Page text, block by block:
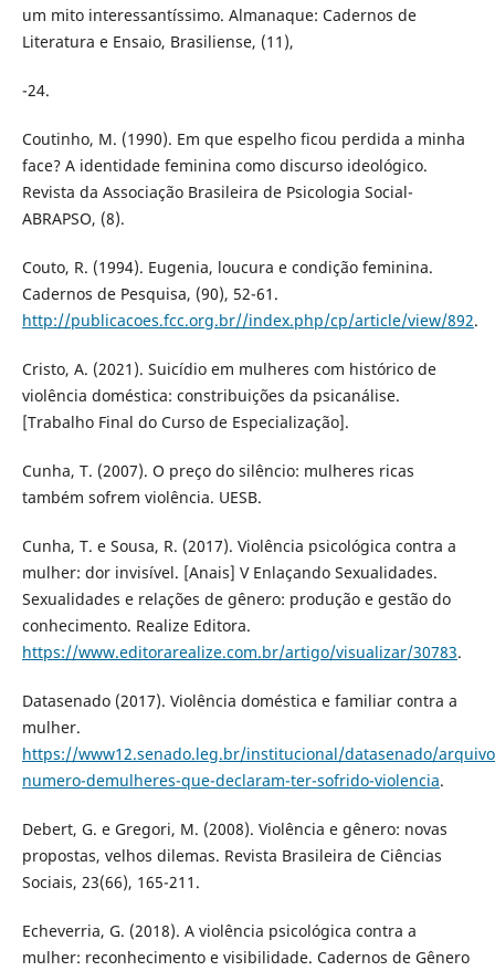
um mito interessantíssimo. Almanaque: Cadernos de
Literatura e Ensaio, Brasiliense, (11),
-24.
Coutinho, M. (1990). Em que espelho ficou perdida a minha
face? A identidade feminina como discurso ideológico.
Revista da Associação Brasileira de Psicologia Social-
ABRAPSO, (8).
Couto, R. (1994). Eugenia, loucura e condição feminina.
Cadernos de Pesquisa, (90), 52-61.
http://publicacoes.fcc.org.br//index.php/cp/article/view/892.
Cristo, A. (2021). Suicídio em mulheres com histórico de
violência doméstica: constribuições da psicanálise.
[Trabalho Final do Curso de Especialização].
Cunha, T. (2007). O preço do silêncio: mulheres ricas
também sofrem violência. UESB.
Cunha, T. e Sousa, R. (2017). Violência psicológica contra a
mulher: dor invisível. [Anais] V Enlaçando Sexualidades.
Sexualidades e relações de gênero: produção e gestão do
conhecimento. Realize Editora.
https://www.editorarealize.com.br/artigo/visualizar/30783.
Datasenado (2017). Violência doméstica e familiar contra a
mulher.
https://www12.senado.leg.br/institucional/datasenado/
numero-demulheres-que-declaram-ter-sofrido-violencia.
Debert, G. e Gregori, M. (2008). Violência e gênero: novas
propostas, velhos dilemas. Revista Brasileira de Ciências
Sociais, 23(66), 165-211.
Echeverria, G. (2018). A violência psicológica contra a
mulher: reconhecimento e visibilidade. Cadernos de Gênero